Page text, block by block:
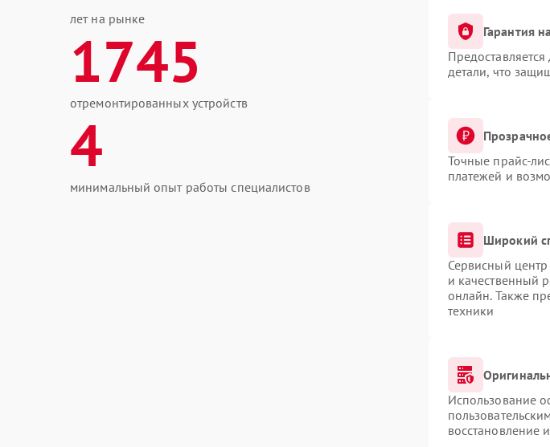
лет на рынке
1745
отремонтированных устройств
4
минимальный опыт работы специалистов
Гарантия
детали, что
Точные прайс-
платежей и
Широкий
Сервисный центр
и качественный
онлайн. Также
техники
Использование